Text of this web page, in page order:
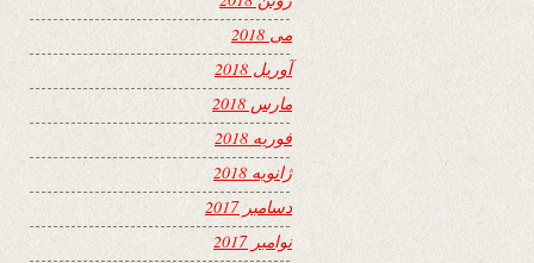
می 2018
آوریل 2018
مارس 2018
فوریه 2018
ژانویه 2018
دسامبر 2017
نوامبر 2017